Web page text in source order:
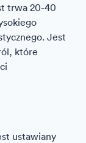
trwa 20-40
Jest
które
ustawiany